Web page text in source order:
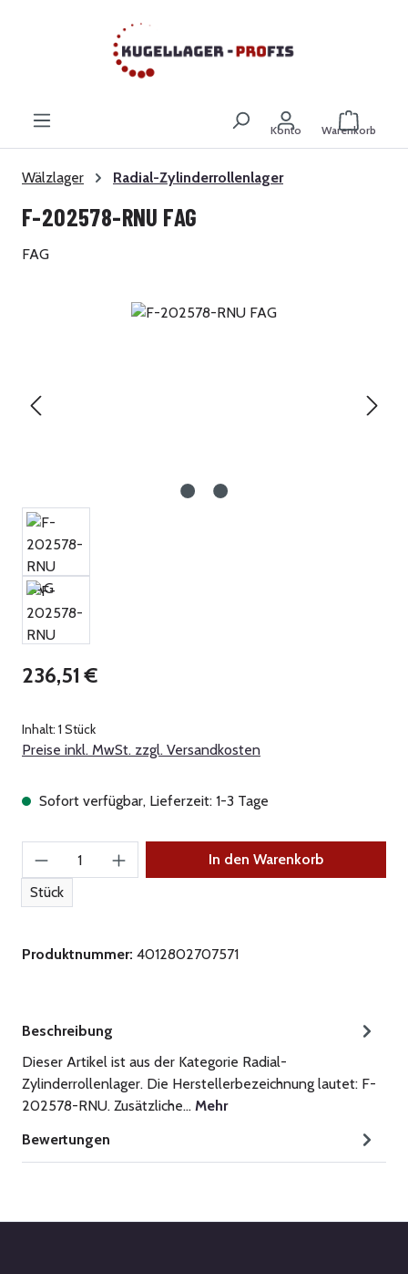
Zum Hauptinhalt springen
Konto Warenkorb
Wälzlager Radial-Zylinderrollenlager
F-202578-RNU FAG
FAG
Bildergalerie überspringen
Regulärer Preis:
236,51 €
Inhalt: 1 Stück
Preise inkl. MwSt. zzgl. Versandkosten
Sofort verfügbar, Lieferzeit: 1-3 Tage
Produkt Anzahl: Gib den gewünschten Wert
Stück
In den Warenkorb
Produktnummer: 4012802707571
Beschreibung
Dieser Artikel ist aus der Kategorie Radial-
Zylinderrollenlager. Die Herstellerbezeichnung lautet: F-
202578-RNU. Zusätzliche… Mehr
Bewertungen